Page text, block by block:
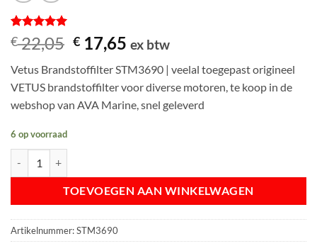
Gewaardeerd
5op 5
op
1
klantbeoordeling
€22,05 Oorspronkelijke
prijs
was:
€ 22,05.
€ 17,65 Huidige
is:
€ 17,65.
ex btw
Vetus Brandstoffilter STM3690 | veelal toegepast origineel
VETUS brandstoffilter voor diverse motoren, te koop in de
webshop van AVA Marine, snel geleverd
6 op voorraad
TOEVOEGEN AAN WINKELWAGEN
Artikelnummer:STM3690